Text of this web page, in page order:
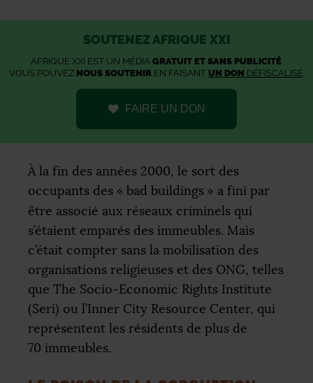
SOUTENEZ AFRIQUE XXI
AFRIQUE XXI EST UN MÉDIA GRATUIT ET SANS PUBLICITÉ.
VOUS POUVEZ NOUS SOUTENIREN FAISANT UN DON DÉFISCALISÉ.
FAIRE UN DON
À la fin des années 2000, le sort des
occupants des « bad buildings » a fini par
être associé aux réseaux criminels qui
s’étaient emparés des immeubles. Mais
c’était compter sans la mobilisation des
organisations religieuses et des ONG, telles
que The Socio-Economic Rights Institute
(Seri) ou l’Inner City Resource Center, qui
représentent les résidents de plus de
70 immeubles.